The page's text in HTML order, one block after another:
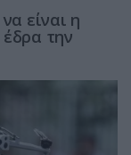
είναι η
έδρα την